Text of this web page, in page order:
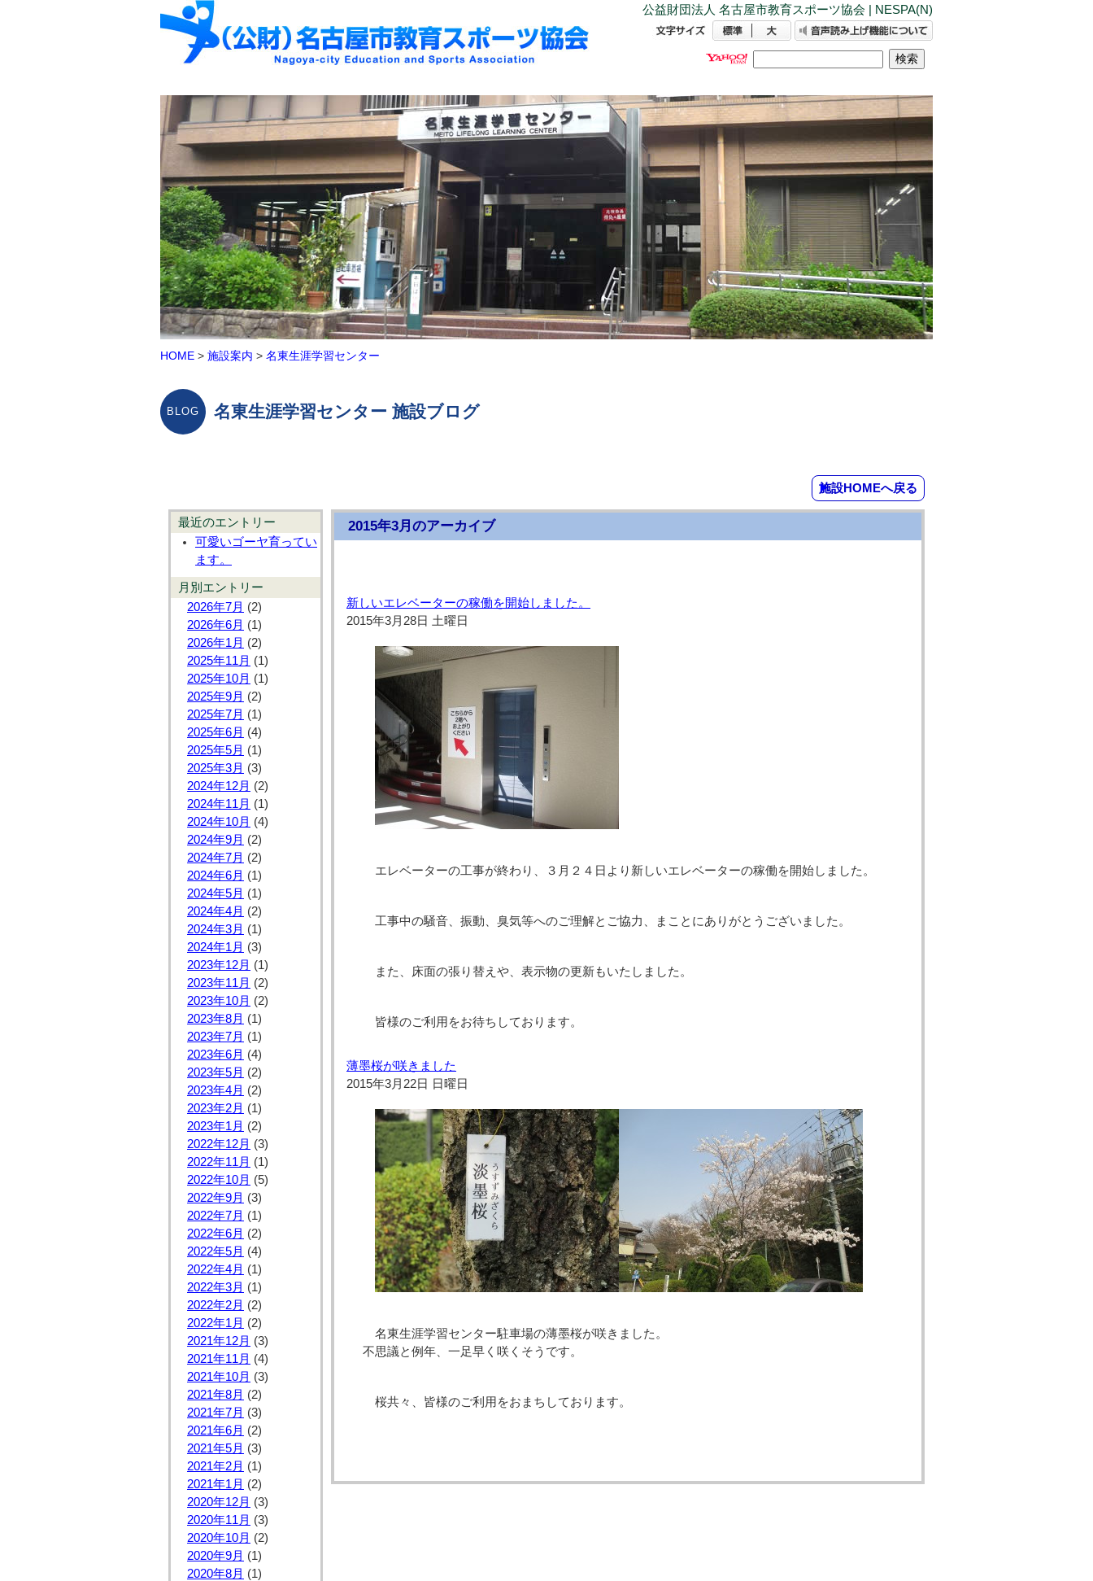
公益財団法人 名古屋市教育スポーツ協会 | NESPA(N)
HOME > 施設案内 > 名東生涯学習センター
名東生涯学習センター 施設ブログ
施設HOMEへ戻る
最近のエントリー
可愛いゴーヤ育ってい
ます。
月別エントリー
2026年7月 (2)
2026年6月 (1)
2026年1月 (2)
2025年11月 (1)
2025年10月 (1)
2025年9月 (2)
2025年7月 (1)
2025年6月 (4)
2025年5月 (1)
2025年3月 (3)
2024年12月 (2)
2024年11月 (1)
2024年10月 (4)
2024年9月 (2)
2024年7月 (2)
2024年6月 (1)
2024年5月 (1)
2024年4月 (2)
2024年3月 (1)
2024年1月 (3)
2023年12月 (1)
2023年11月 (2)
2023年10月 (2)
2023年8月 (1)
2023年7月 (1)
2023年6月 (4)
2023年5月 (2)
2023年4月 (2)
2023年2月 (1)
2023年1月 (2)
2022年12月 (3)
2022年11月 (1)
2022年10月 (5)
2022年9月 (3)
2022年7月 (1)
2022年6月 (2)
2022年5月 (4)
2022年4月 (1)
2022年3月 (1)
2022年2月 (2)
2022年1月 (2)
2021年12月 (3)
2021年11月 (4)
2021年10月 (3)
2021年8月 (2)
2021年7月 (3)
2021年6月 (2)
2021年5月 (3)
2021年2月 (1)
2021年1月 (2)
2020年12月 (3)
2020年11月 (3)
2020年10月 (2)
2020年9月 (1)
2020年8月 (1)
2015年3月のアーカイブ
新しいエレベーターの稼働を開始しました。
2015年3月28日 土曜日
エレベーターの工事が終わり、３月２４日より新しいエレベーターの稼働を開始しました。
工事中の騒音、振動、臭気等へのご理解とご協力、まことにありがとうございました。
また、床面の張り替えや、表示物の更新もいたしました。
皆様のご利用をお待ちしております。
薄墨桜が咲きました
2015年3月22日 日曜日
名東生涯学習センター駐車場の薄墨桜が咲きました。
不思議と例年、一足早く咲くそうです。
桜共々、皆様のご利用をおまちしております。